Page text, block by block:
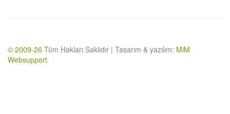
© 2009-26 Tüm Hakları Saklıdır | Tasarım & yazılım: MiM
Websupport